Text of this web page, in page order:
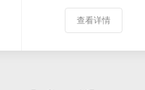
查看详情